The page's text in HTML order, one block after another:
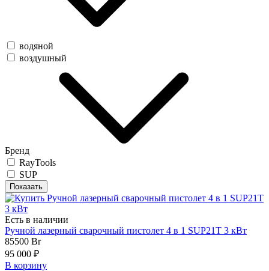
водяной
воздушный
Бренд
RayTools
SUP
Есть в наличии
Ручной лазерный сварочный пистолет 4 в 1 SUP21T 3 кВт
85500 Br
95 000 ₽
В корзину